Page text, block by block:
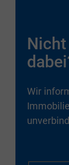
Wir